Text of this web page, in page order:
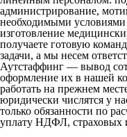
администрирование,
необходимыми
изготовление
получаете готовую
задачи, а мы несем
Аутстаффинг — вывод
оформление их в нашей
работать на прежнем
юридически числятся у
только обязанности по
уплату НДФЛ, страховых